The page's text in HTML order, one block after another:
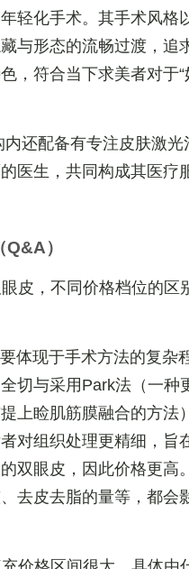
轻化手术。其手术风格
与形态的流畅过渡，追
，符合当下求美者对于“
内还配备有专注皮肤激光
医生，共同构成其医疗
）
皮，不同价格档位的区
体现于手术方法的复杂
切与采用 Park法（一种
上睑肌筋膜融合的方法）
者对组织处理更精细，旨
双眼皮，因此价格更高
去皮去脂的量等，都会